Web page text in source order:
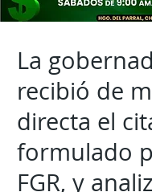
La
recibió de
directa el
formulado
FGR, y